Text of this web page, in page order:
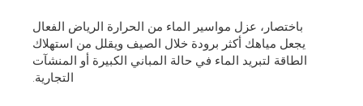
باختصار، عزل مواسير الماء من الحرارة الرياض الفعال
يجعل مياهك أكثر برودة خلال الصيف ويقلل من استهلاك
الطاقة لتبريد الماء في حالة المباني الكبيرة أو المنشآت
التجارية.